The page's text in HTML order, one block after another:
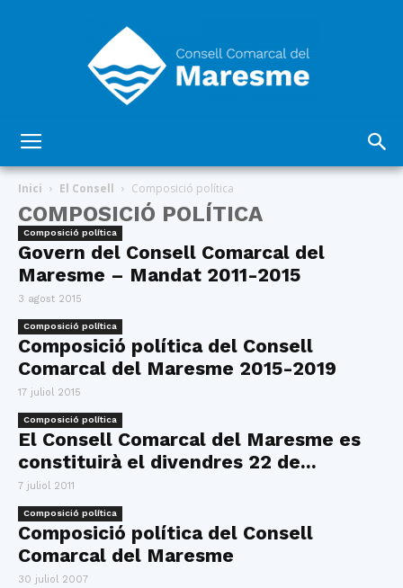
Inici El Consell Composició política
COMPOSICIÓ POLÍTICA
Composició política
Govern del Consell Comarcal del
Maresme – Mandat 2011-2015
3 agost 2015
Composició política
Composició política del Consell
Comarcal del Maresme 2015-2019
17 juliol 2015
Composició política
El Consell Comarcal del Maresme es
constituirà el divendres 22 de...
7 juliol 2011
Composició política
Composició política del Consell
Comarcal del Maresme
30 juliol 2007